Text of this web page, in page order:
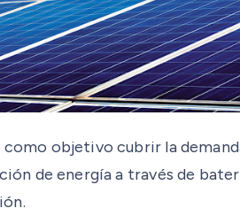
objetivo cubrir la
de energía a través de